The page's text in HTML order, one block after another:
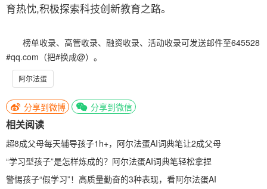
育热忱,积极探索科技创新教育之路。
榜单收录、高管收录、融资收录、活动收录可发送邮件至645528
#qq.com（把#换成@）。
阿尔法蛋
分享到微博 分享到微信
相关阅读
超8成父母每天辅导孩子1h+，阿尔法蛋AI词典笔让2成父母
“学习型孩子”是怎样炼成的？阿尔法蛋AI词典笔轻松拿捏
警惕孩子“假学习”！高质量勤奋的3种表现，看阿尔法蛋AI